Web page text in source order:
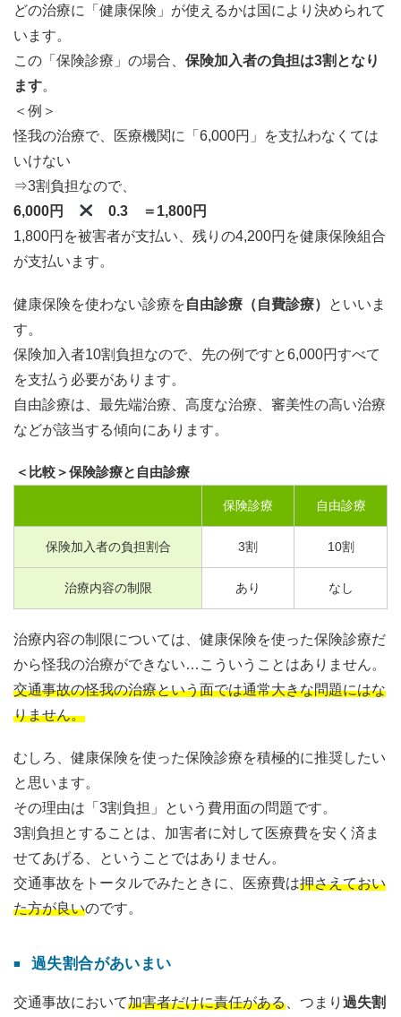
どの治療に「健康保険」が使えるかは国により決められて
います。
この「保険診療」の場合、 保険加入者の負担は3割となり
ます。
＜例＞
怪我の治療で、医療機関に「6,000円」を支払わなくては
いけない
⇒3割負担なので、
6,000円
0.3 ＝1,800円
1,800円を被害者が支払い、残りの4,200円を健康保険組合
が支払います。
健康保険を使わない診療を自由診療（自費診療）
といいま
す。
保険加入者10割負担なので、先の例ですと6,000円すべて
を支払う必要があります。
自由診療は、最先端治療、高度な治療、審美性の高い治療
などが該当する傾向にあります。
＜比較＞保険診療と自由診療
保険診療 自由診療
保険加入者の負担割合 3割 10割
治療内容の制限 あり なし
治療内容の制限については、健康保険を使った保険診療だ
から怪我の治療ができない…こういうことはありません。
交通事故の怪我の治療という面では通常大きな問題にはな
りません。
むしろ、健康保険を使った保険診療を積極的に推奨したい
と思います。
その理由は「3割負担」という費用面の問題です。
3割負担とすることは、加害者に対して医療費を安く済ま
せてあげる、ということではありません。
交通事故をトータルでみたときに、医療費は押さえておい
た方が良いのです。
過失割合があいまい
交通事故において加害者だけに責任がある 、つまり 過失割